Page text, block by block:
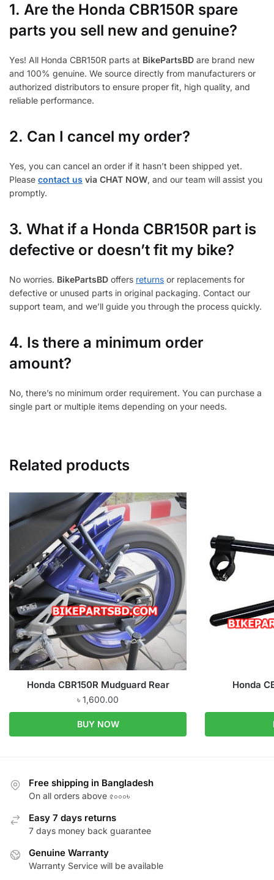
1. Are the Honda CBR150R spare
parts you sell new and genuine?
Yes! All Honda CBR150R parts at BikePartsBD are brand new
and 100% genuine. We source directly from manufacturers or
authorized distributors to ensure proper fit, high quality, and
reliable performance.
2. Can I cancel my order?
Yes, you can cancel an order if it hasn’t been shipped yet.
Please contact us via CHAT NOW, and our team will assist you
promptly.
3. What if a Honda CBR150R part is
defective or doesn’t fit my bike?
No worries. BikePartsBD offers returns or replacements for
defective or unused parts in original packaging. Contact our
support team, and we’ll guide you through the process quickly.
4. Is there a minimum order
amount?
No, there’s no minimum order requirement. You can purchase a
single part or multiple items depending on your needs.
Related products
Honda CBR150R Mudguard Rear
৳ 1,600.00
BUY NOW
Honda
Free shipping in Bangladesh
On all orders above ৫০০০৳
Easy 7 days returns
7 days money back guarantee
Genuine Warranty
Warranty Service will be available